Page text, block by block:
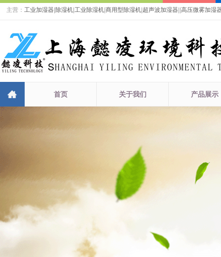
主营： 工业加湿器 除湿机 工业除湿机 商用型除湿机 超声波加湿器 高压微雾加湿
首页 关于我们 产品展示